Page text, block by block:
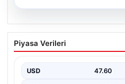
Yıllar Sonra
Kızlarıyla Anıtkabir’de
(59) çifti, uzun yıllar çocuk
Piyasa Verileri
USD 47.60